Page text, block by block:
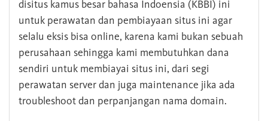
disitus kamus besar bahasa Indoensia (KBBI) ini
untuk perawatan dan pembiayaan situs ini agar
selalu eksis bisa online, karena kami bukan sebuah
perusahaan sehingga kami membutuhkan dana
sendiri untuk membiayai situs ini, dari segi
perawatan server dan juga maintenance jika ada
troubleshoot dan perpanjangan nama domain.